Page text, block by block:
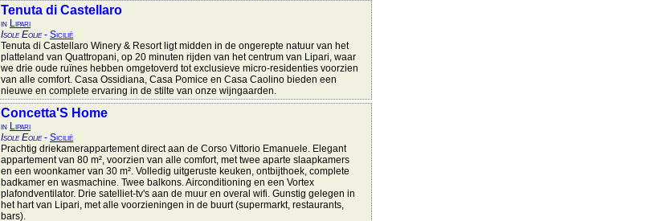
Tenuta di Castellaro
in Lipari
Isole Eolie- Sicilië
Tenuta di Castellaro Winery & Resort ligt midden in de ongerepte natuur van het
platteland van Quattropani, op 20 minuten rijden van het centrum van Lipari, waar
we drie oude ruïnes hebben omgetoverd tot exclusieve micro-residenties voorzien
van alle comfort. Casa Ossidiana, Casa Pomice en Casa Caolino bieden een
nieuwe en complete ervaring in de stilte van onze wijngaarden.
Concetta'S Home
in Lipari
Isole Eolie- Sicilië
Prachtig driekamerappartement direct aan de Corso Vittorio Emanuele. Elegant
appartement van 80 m², voorzien van alle comfort, met twee aparte slaapkamers
en een woonkamer van 30 m². Volledig uitgeruste keuken, ontbijthoek, complete
badkamer en wasmachine. Twee balkons. Airconditioning en een Vortex
plafondventilator. Drie satelliet-tv's aan de muur en overal wifi. Gunstig gelegen in
het hart van Lipari, met alle voorzieningen in de buurt (supermarkt, restaurants,
bars).